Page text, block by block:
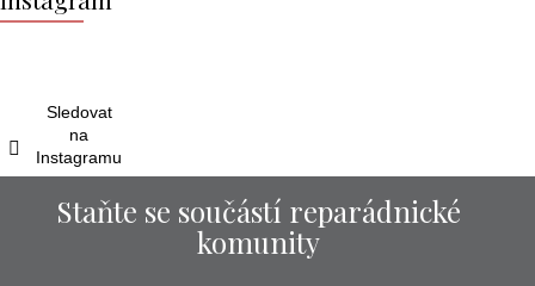
p
Sledovat
na
Instagramu
Staňte se součástí reparádnické
komunity